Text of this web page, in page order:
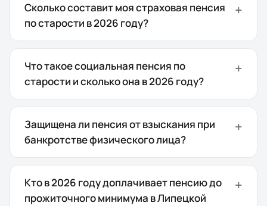
Сколько составит моя страховая пенсия
по старости в 2026 году?
Что такое социальная пенсия по
старости и сколько она в 2026 году?
Защищена ли пенсия от взыскания при
банкротстве физического лица?
Кто в 2026 году доплачивает пенсию до
прожиточного минимума в Липецкой